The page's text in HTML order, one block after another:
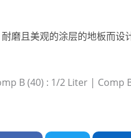
磨且美观的涂层的地板而设
B (40) : 1/2 Liter | Comp